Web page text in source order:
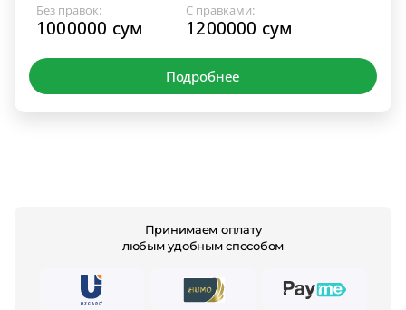
Без правок:
1000000 сум
С правками:
1200000 сум
Подробнее
Принимаем оплату
любым удобным способом